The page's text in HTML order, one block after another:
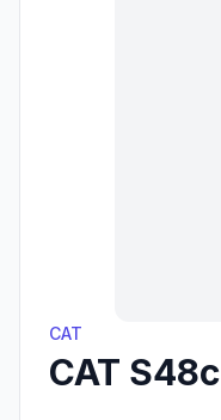
CAT
CAT S48c